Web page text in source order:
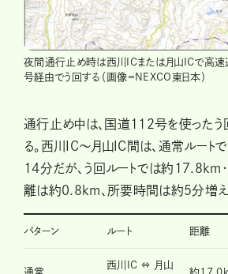
夜間通行止め時は西川ICまたは月山ICで高速
号経由でう回する（画像＝NEXCO東日本）
通行止め中は、国道112号を使ったう
る。西川IC～月山IC間は、通常ルート
14分だが、う回ルートでは約17.8km
離は約0.8km、所要時間は約5分増え
パターン ルート 距離
西川IC ⇔ 月山